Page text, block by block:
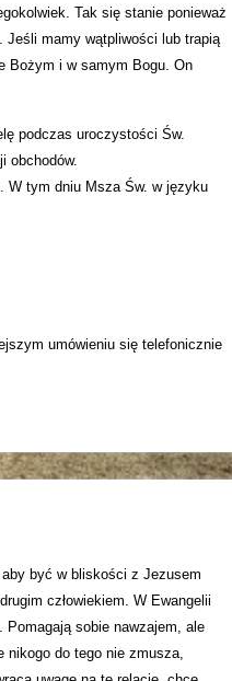
Tak się stanie ponieważ
Jeśli mamy wątpliwości lub trapią
Bożym i w samym Bogu. On
podczas uroczystości Św.
obchodów.
W tym dniu Msza Św. w języku
umówieniu się telefonicznie
być w bliskości z Jezusem
człowiekiem. W Ewangelii
sobie nawzajem, ale
nikogo do tego nie zmusza,